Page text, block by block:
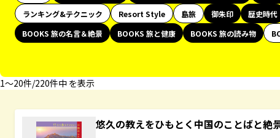
ランキング&テクニック
Resort Style 島旅 御朱印 歴史時代
BOOKS 旅の名言＆絶景
BOOKS 旅と健康 BOOKS 旅の読み物
1〜20件/220件中 を表示
悠久の教えをひもとく中国のことばと絶